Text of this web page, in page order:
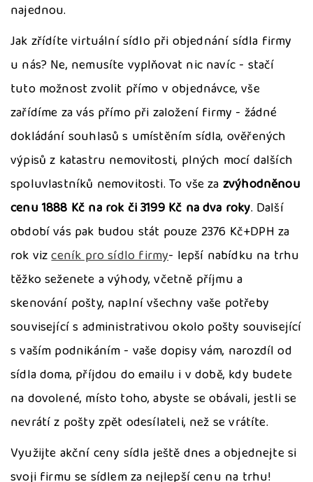
najednou.
Jak zřídíte virtuální sídlo při objednání sídla firmy
u nás? Ne, nemusíte vyplňovat nic navíc - stačí
tuto možnost zvolit přímo v objednávce, vše
zařídíme za vás přímo při založení firmy - žádné
dokládání souhlasů s umístěním sídla, ověřených
výpisů z katastru nemovitosti, plných mocí dalších
spoluvlastníků nemovitosti. To vše za zvýhodněnou
cenu 1888 Kč na rok či 3199 Kč na dva roky. Další
období vás pak budou stát pouze 2376 Kč+DPH za
rok vizceník pro sídlo firmy- lepší nabídku na trhu
těžko seženete a výhody, včetně příjmu a
skenování pošty, naplní všechny vaše potřeby
související s administrativou okolo pošty související
s vaším podnikáním - vaše dopisy vám, narozdíl od
sídla doma, příjdou do emailu i v době, kdy budete
na dovolené, místo toho, abyste se obávali, jestli se
nevrátí z pošty zpět odesílateli, než se vrátíte.
Využijte akční ceny sídla ještě dnes a objednejte si
svoji firmu se sídlem za nejlepší cenu na trhu!